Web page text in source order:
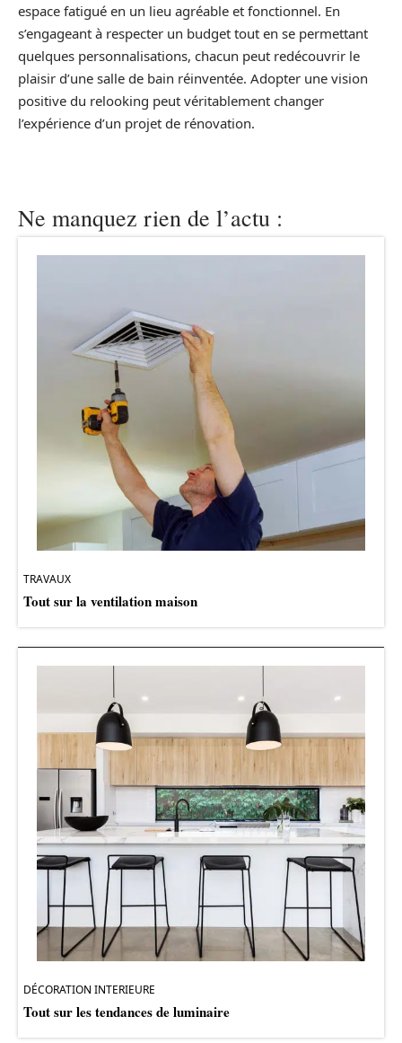
espace fatigué en un lieu agréable et fonctionnel. En
s’engageant à respecter un budget tout en se permettant
quelques personnalisations, chacun peut redécouvrir le
plaisir d’une salle de bain réinventée. Adopter une vision
positive du relooking peut véritablement changer
l’expérience d’un projet de rénovation.
Ne manquez rien de l’actu :
TRAVAUX
Tout sur la ventilation maison
DÉCORATION INTERIEURE
Tout sur les tendances de luminaire